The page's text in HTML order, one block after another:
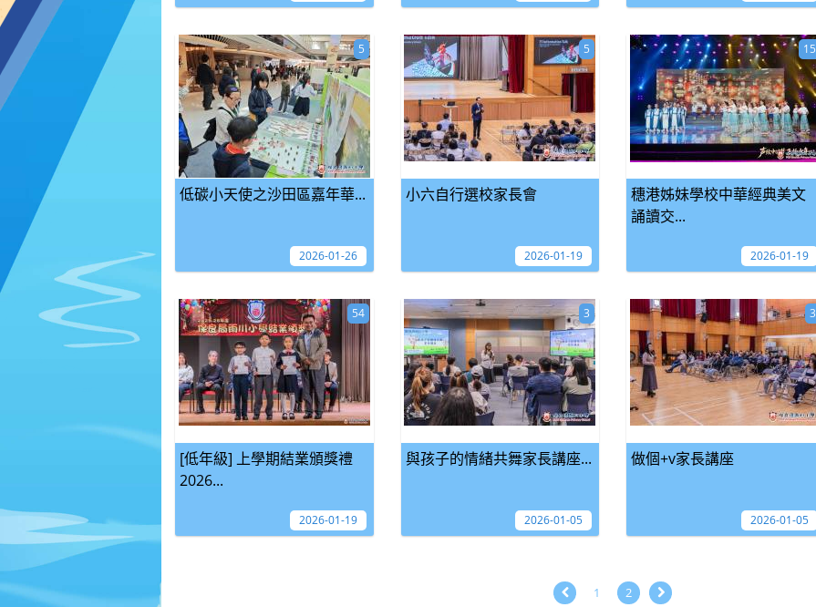
低碳小天使之沙田區嘉年華...
5
2026-01-26
小六自行選校家長會
5
2026-01-19
穗港姊妹學校中華經典美文
誦讀交...
15
2026-01-19
[低年級] 上學期結業頒獎禮
2026...
54
2026-01-19
與孩子的情緒共舞家長講座...
3
2026-01-05
做個+v家長講座
3
2026-01-05
1 2